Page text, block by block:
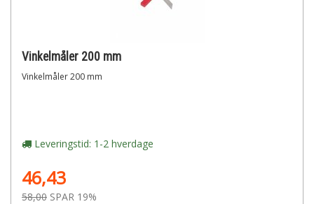
Vinkelmåler 200 mm
Vinkelmåler 200 mm
Leveringstid: 1-2 hverdage
46,43
58,00 SPAR 19%